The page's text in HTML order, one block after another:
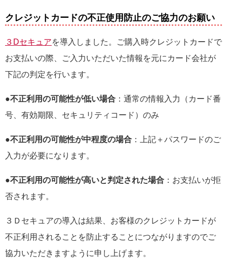
クレジットカードの不正使用防止のご協力のお願い
３Dセキュアを導入しました。ご購入時クレジットカードで
お支払いの際、ご入力いただいた情報を元にカード会社が
下記の判定を行います。
●不正利用の可能性が低い場合 ：通常の情報入力（カード番
号、有効期限、セキュリティコード）のみ
●不正利用の可能性が中程度の場合 ：上記＋パスワードのご
入力が必要になります。
●不正利用の可能性が高いと判定された場合 ：お支払いが拒
否されます。
３Ｄセキュアの導入は結果、お客様のクレジットカードが
不正利用されることを防止することにつながりますのでご
協力いただきますように申し上げます。